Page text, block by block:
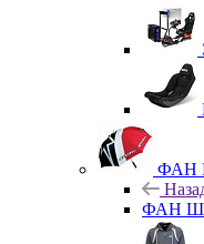
ФАН
ФАН